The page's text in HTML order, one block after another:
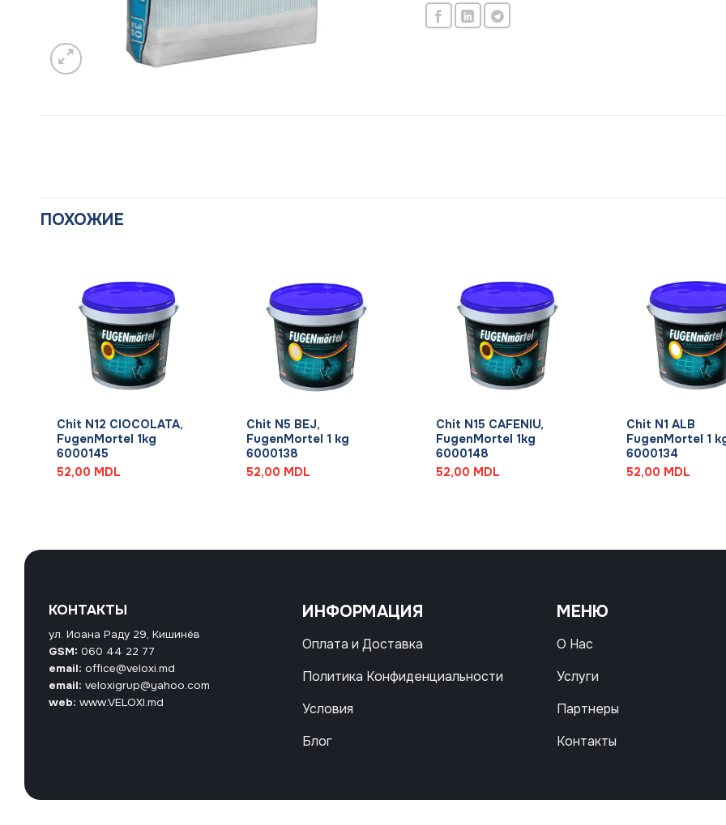
ПОХОЖИЕ
Chit N12 CIOCOLATA,
FugenMortel 1kg
6000145
52,00 MDL
Chit N5 BEJ,
FugenMortel 1 kg
6000138
52,00 MDL
Chit N15 CAFENIU,
FugenMortel 1kg
6000148
52,00 MDL
Chit N1 ALB
FugenMortel 1
6000134
52,00 MDL
КОНТАКТЫ
ул. Иоана Раду 29, Кишинёв
GSM: 060 44 22 77
email: office@veloxi.md
email: veloxigrup@yahoo.com
web: www.VELOXI.md
ИНФОРМАЦИЯ
Оплата и Доставка
Политика Конфиденциальности
Условия
Блог
МЕНЮ
О Нас
Услуги
Партнеры
Контакты